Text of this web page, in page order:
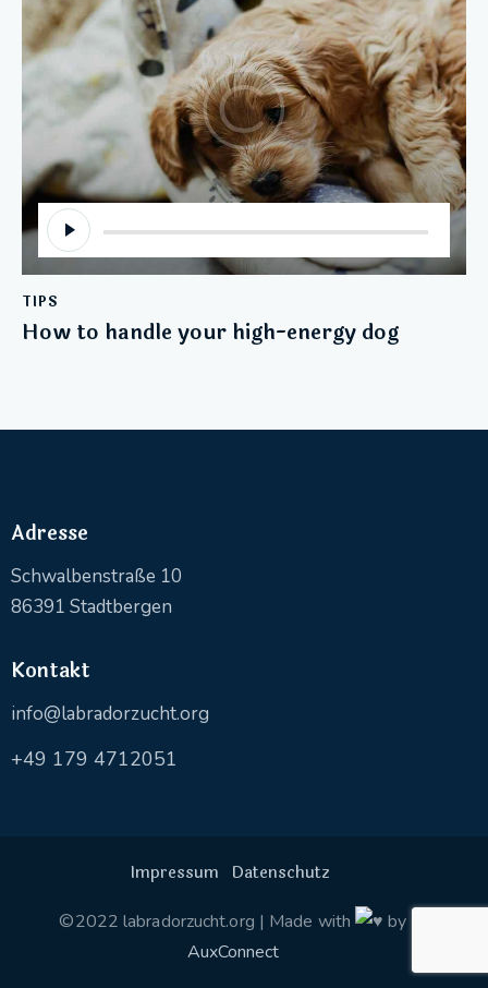
Audio-
Player
TIPS
How to handle your high-energy dog
Adresse
Schwalbenstraße 10
86391 Stadtbergen
Kontakt
info@labradorzucht.org
+49 179 4712051
Impressum Datenschutz
©2022 labradorzucht.org | Made with
by
AuxConnect